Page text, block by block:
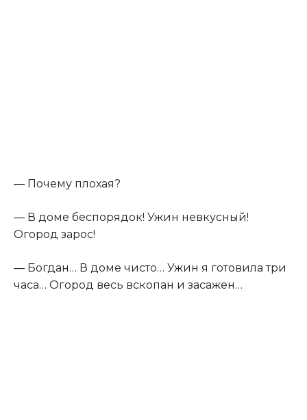
— Почему плохая?
— В доме беспорядок! Ужин невкусный!
Огород зарос!
— Богдан… В доме чисто… Ужин я готовила три
часа… Огород весь вскопан и засажен…